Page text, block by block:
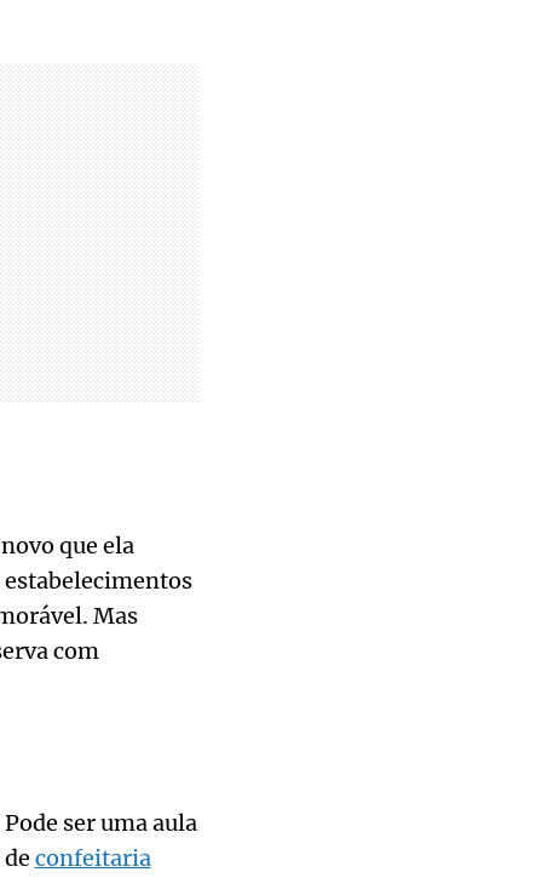
que ela
Mas
com
ser uma aula
confeitaria